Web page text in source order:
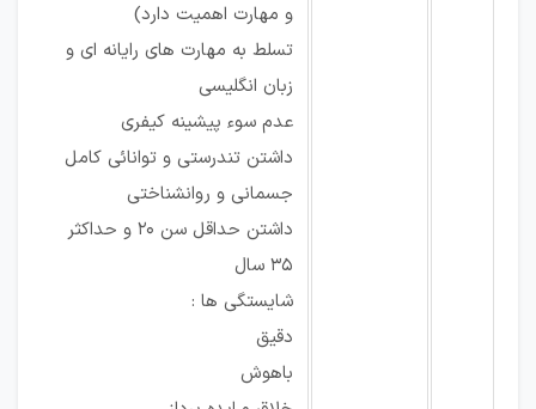
و مهارت اهمیت دارد)
تسلط به مهارت های رایانه ای و
زبان انگلیسی
عدم سوء پیشینه کیفری
داشتن تندرستی و توانائی کامل
جسمانی و روانشناختی
داشتن حداقل سن ۲۰ و حداکثر
۳۵ سال
شایستگی ها :
دقیق
باهوش